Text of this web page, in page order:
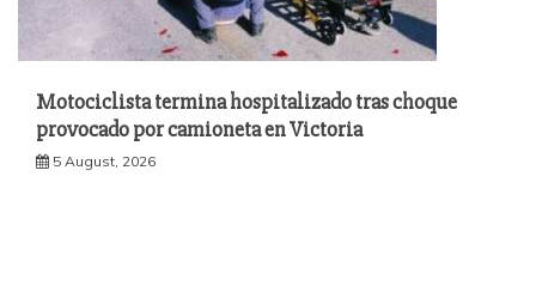
Motociclista termina hospitalizado tras choque
provocado por camioneta en Victoria
5 August, 2026